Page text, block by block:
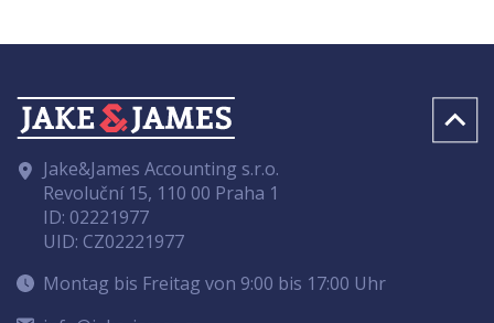
Jake&James Accounting s.r.o.
Revoluční 15, 110 00 Praha 1
ID: 02221977
UID: CZ02221977
Montag bis Freitag von 9:00 bis 17:00 Uhr